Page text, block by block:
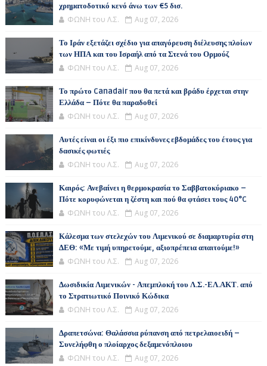
χρηματοδοτικό κενό άνω των €5 δισ.
ΦΩΝΗ του Λ.Σ. Aug 07, 2026
Το Ιράν εξετάζει σχέδιο για απαγόρευση διέλευσης πλοίων
των ΗΠΑ και του Ισραήλ από τα Στενά του Ορμούζ
ΦΩΝΗ του Λ.Σ. Aug 07, 2026
Το πρώτο Canadair που θα πετά και βράδυ έρχεται στην
Ελλάδα – Πότε θα παραδοθεί
ΦΩΝΗ του Λ.Σ. Aug 07, 2026
Αυτές είναι οι έξι πιο επικίνδυνες εβδομάδες του έτους για
δασικές φωτιές
ΦΩΝΗ του Λ.Σ. Aug 07, 2026
Καιρός: Ανεβαίνει η θερμοκρασία το Σαββατοκύριακο –
Πότε κορυφώνεται η ζέστη και πού θα φτάσει τους 40°C
ΦΩΝΗ του Λ.Σ. Aug 07, 2026
Κάλεσμα των στελεχών του Λιμενικού σε διαμαρτυρία στη
ΔΕΘ: «Με τιμή υπηρετούμε, αξιοπρέπεια απαιτούμε!»
ΦΩΝΗ του Λ.Σ. Aug 07, 2026
Δωσιδικία Λιμενικών - Απεμπλοκή του Λ.Σ.-ΕΛ.ΑΚΤ. από
το Στρατιωτικό Ποινικό Κώδικα
ΦΩΝΗ του Λ.Σ. Aug 07, 2026
Δραπετσώνα: Θαλάσσια ρύπανση από πετρελαιοειδή –
Συνελήφθη ο πλοίαρχος δεξαμενόπλοιου
ΦΩΝΗ του Λ.Σ. Aug 07, 2026